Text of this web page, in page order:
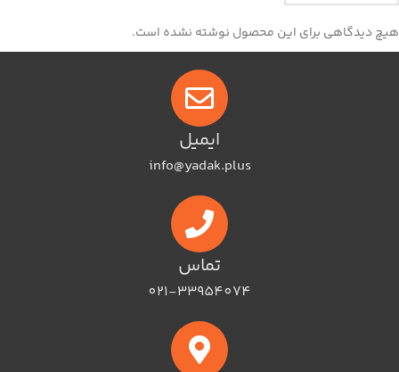
هیچ دیدگاهی برای این محصول نوشته نشده است.
ایمیل
info@yadak.plus
تماس
021-33954074